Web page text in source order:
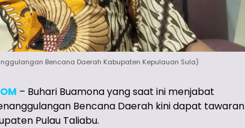
Bencana Daerah Kabupaten Kepulauan Sula)
– Buhari Buamona yang saat ini menjabat
Bencana Daerah kini dapat tawaran
Pulau Taliabu.